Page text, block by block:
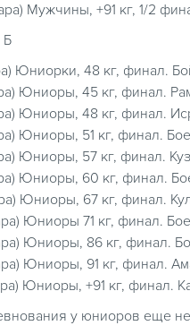
Мужчины, +91 кг, 1/2
Б
Юниорки, 48 кг, финал.
Юниоры, 45 кг, финал.
Юниоры, 48 кг, финал.
Юниоры, 51 кг, финал.
Юниоры, 57 кг, финал.
Юниоры, 60 кг, финал.
Юниоры, 67 кг, финал.
Юниоры 71 кг, финал.
Юниоры, 86 кг, финал.
Юниоры, 91 кг, финал.
Юниоры, +91 кг, финал.
у юниоров еще не